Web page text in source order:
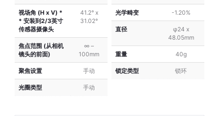
视场角 (H x V) *
* 安装到2/3英寸
传感器摄像头
41.2° x
31.02°
焦点范围 (从相机
镜头的前面)
∞ –
100mm
聚焦设置 手动
光圈类型 手动
光学畸变 -1.20%
直径
φ24 x
48.05mm
重量 40g
锁定类型 锁环